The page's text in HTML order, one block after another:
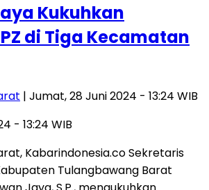
Kukuhkan
di Tiga Kecamatan
| Jumat, 28 Juni 2024 - 13:24 WIB
- 13:24 WIB
Kabarindonesia.co Sekretaris
Tulangbawang Barat